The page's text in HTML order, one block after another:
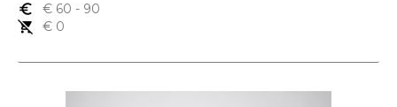
euro_symbol € 60 - 90
remove_shopping_cart
€ 0